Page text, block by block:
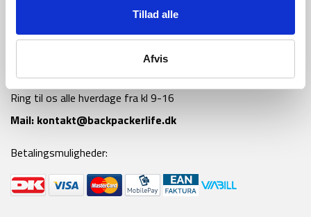
Tillad alle
Afvis
Tlf:42 55 59 19
Ring til os alle hverdage fra kl 9-16
Mail: kontakt@backpackerlife.dk
Betalingsmuligheder: